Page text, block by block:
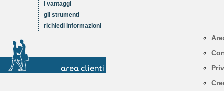
i vantaggi
gli strumenti
richiedi informazioni